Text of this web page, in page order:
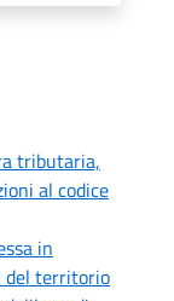
tributaria,
al codice
in
del territorio